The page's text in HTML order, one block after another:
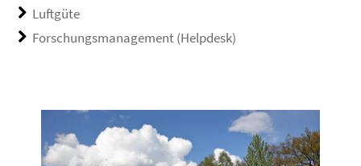
Luftgüte
Forschungsmanagement (Helpdesk)